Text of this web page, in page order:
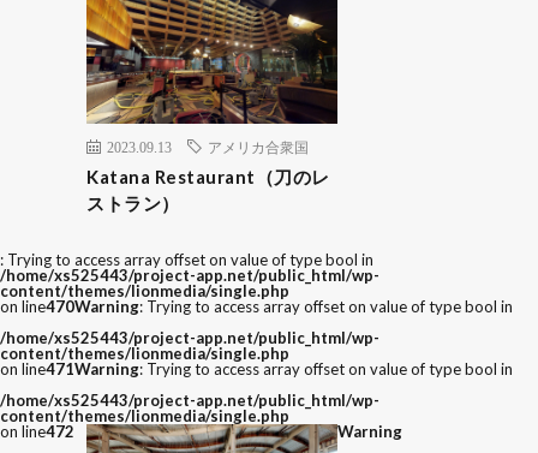
2023.09.13 アメリカ合衆国
Katana Restaurant（刀のレ
ストラン）
: Trying to access array offset on value of type bool in
/home/xs525443/project-app.net/public_html/wp-
content/themes/lionmedia/single.php
on line470Warning: Trying to access array offset on value of type bool in
/home/xs525443/project-app.net/public_html/wp-
content/themes/lionmedia/single.php
on line471Warning: Trying to access array offset on value of type bool in
/home/xs525443/project-app.net/public_html/wp-
content/themes/lionmedia/single.php
on line472 Warning